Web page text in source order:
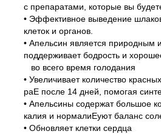
с препаратами, которые вы
• Эффективное выведение
клеток и органов.
• Апельсин является природным
поддерживает бодрость и
во всего время голодания
• Увеличивает количество
раЕ после 14 дней, помогая
• Апельсины содержат большое
калия и нормалиЕуют баланс
• Обновляет клетки сердца